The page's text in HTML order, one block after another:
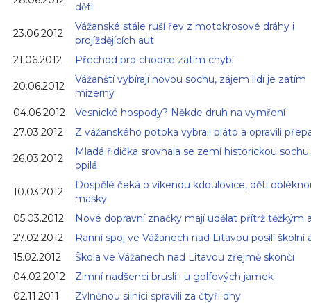
dětí
23.06.2012
Vážanské stále ruší řev z motokrosové dráhy i
projíždějících aut
21.06.2012
Přechod pro chodce zatím chybí
20.06.2012
Vážanští vybírají novou sochu, zájem lidí je zatím
mizerný
04.06.2012
Vesnické hospody? Někde druh na vymření
27.03.2012
Z vážanského potoka vybrali bláto a opravili
26.03.2012
Mladá řidička srovnala se zemí historickou
opilá
10.03.2012
Dospělé čeká o víkendu kdoulovice, děti
masky
05.03.2012
Nové dopravní značky mají udělat přítrž těžkým
27.02.2012
Ranní spoj ve Vážanech nad Litavou posílí školní
15.02.2012
Škola ve Vážanech nad Litavou zřejmě skončí
04.02.2012
Zimní nadšenci bruslí i u golfových jamek
02.11.2011
Zvlněnou silnici spravili za čtyři dny